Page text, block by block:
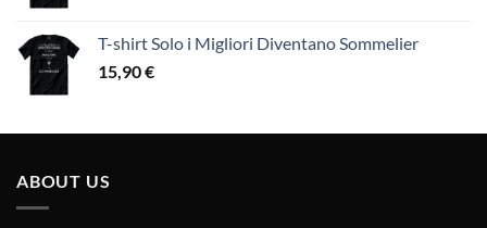
T-shirt Solo i Migliori Diventano Sommelier
15,90€
ABOUT US